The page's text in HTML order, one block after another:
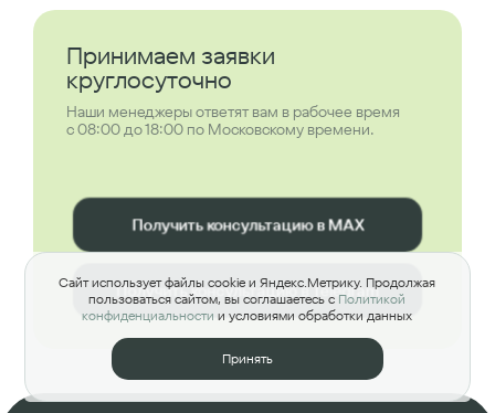
Принимаем заявки
круглосуточно
Наши менеджеры ответят вам в рабочее время
с 08:00 до 18:00 по Московскому времени.
Получить консультацию в MAX
Получить консультацию в Telegram
Сайт использует файлы cookie и Яндекс.Метрику. Продолжая
пользоваться сайтом, вы соглашаетесь с Политикой
конфиденциальности и условиями обработки данных
Принять